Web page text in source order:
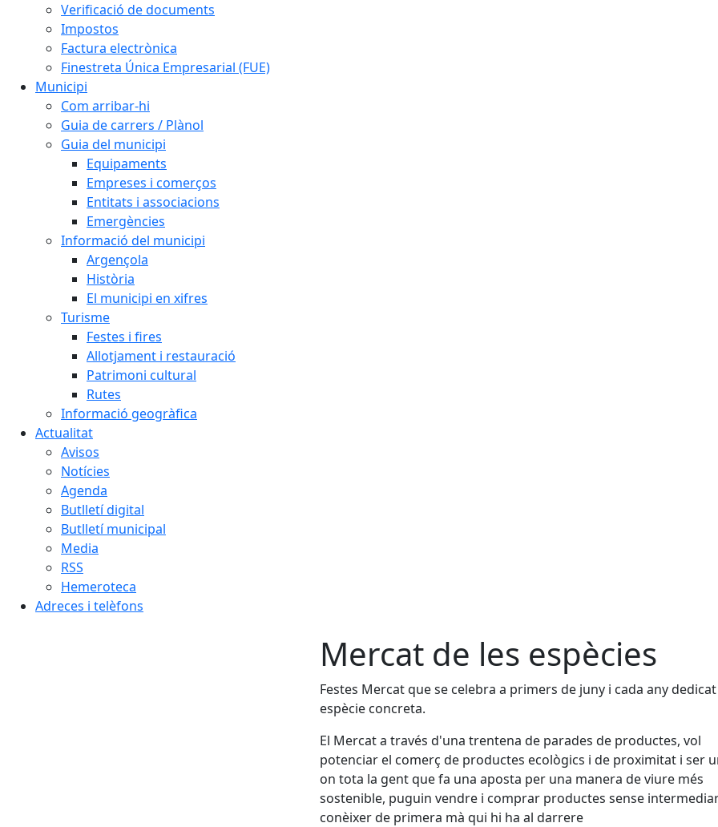
Verificació de documents
Impostos
Factura electrònica
Finestreta Única Empresarial (FUE)
Municipi
Com arribar-hi
Guia de carrers / Plànol
Guia del municipi
Equipaments
Empreses i comerços
Entitats i associacions
Emergències
Informació del municipi
Argençola
Història
El municipi en xifres
Turisme
Festes i fires
Allotjament i restauració
Patrimoni cultural
Rutes
Informació geogràfica
Actualitat
Avisos
Notícies
Agenda
Butlletí digital
Butlletí municipal
Media
RSS
Hemeroteca
Adreces i telèfons
Mercat de les espècies
Festes Mercat que se celebra a primers de juny i cada any
espècie concreta.
El Mercat a través d'una trentena de parades de productes, vol
potenciar el comerç de productes ecològics i de proximitat i ser
on tota la gent que fa una aposta per una manera de viure més
sostenible, puguin vendre i comprar productes sense
conèixer de primera mà qui hi ha al darrere